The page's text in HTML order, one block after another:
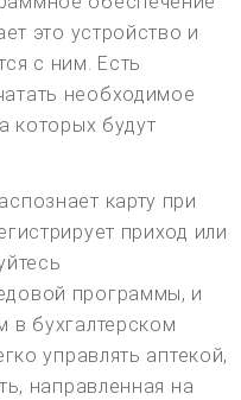
это устройство и
с ним. Есть
необходимое
которых будут
карту при
приход или
программы, и
в бухгалтерском
управлять аптекой,
направленная на